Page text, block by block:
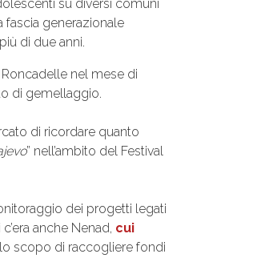
su diversi comuni
fascia generazionale
di due anni.
nel mese di
di gemellaggio.
di ricordare quanto
” nell’ambito del Festival
dei progetti legati
anche Nenad, cui
scopo di raccogliere fondi